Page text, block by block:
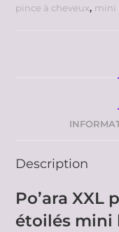
pince à cheveux, mini
Description
Po’ara XXL
étoilés mini